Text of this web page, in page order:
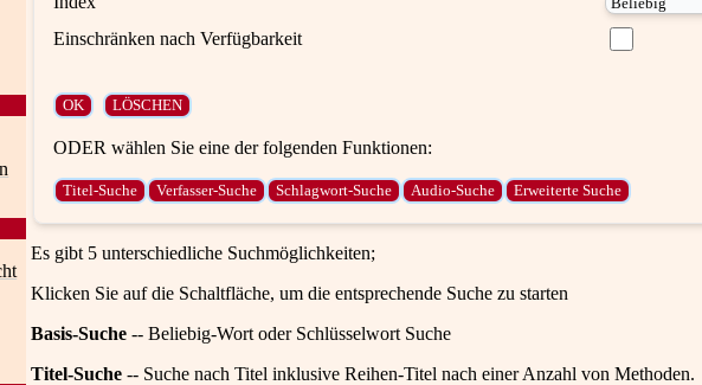
Einschränken nach Verfügbarkeit
ODER wählen Sie eine der folgenden Funktionen:
Es gibt 5 unterschiedliche Suchmöglichkeiten;
Klicken Sie auf die Schaltfläche, um die entsprechende Suche zu starten
Basis-Suche-- Beliebig-Wort oder Schlüsselwort Suche
Titel-Suche-- Suche nach Titel inklusive Reihen-Titel nach einer Anzahl von Methoden.